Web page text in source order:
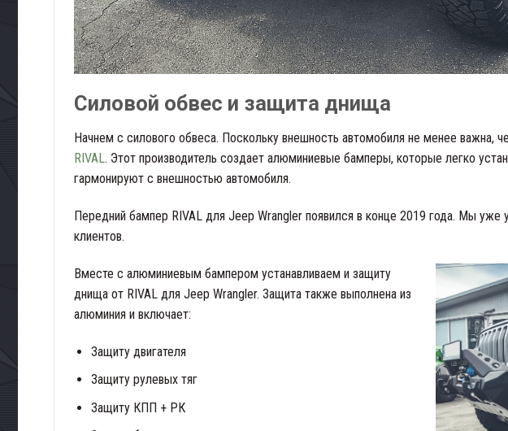
Силовой обвес и защита днища
Начнем с силового обвеса. Поскольку внешность автомобиля не менее важна,
RIVAL. Этот производитель создает алюминиевые бамперы, которые легко
гармонируют с внешностью автомобиля.
Передний бампер RIVAL для Jeep Wrangler появился в конце 2019 года. Мы уже
клиентов.
Вместе с алюминиевым бампером устанавливаем и защиту
днища от RIVAL для Jeep Wrangler. Защита также выполнена из
алюминия и включает:
Защиту двигателя
Защиту рулевых тяг
Защиту КПП + РК